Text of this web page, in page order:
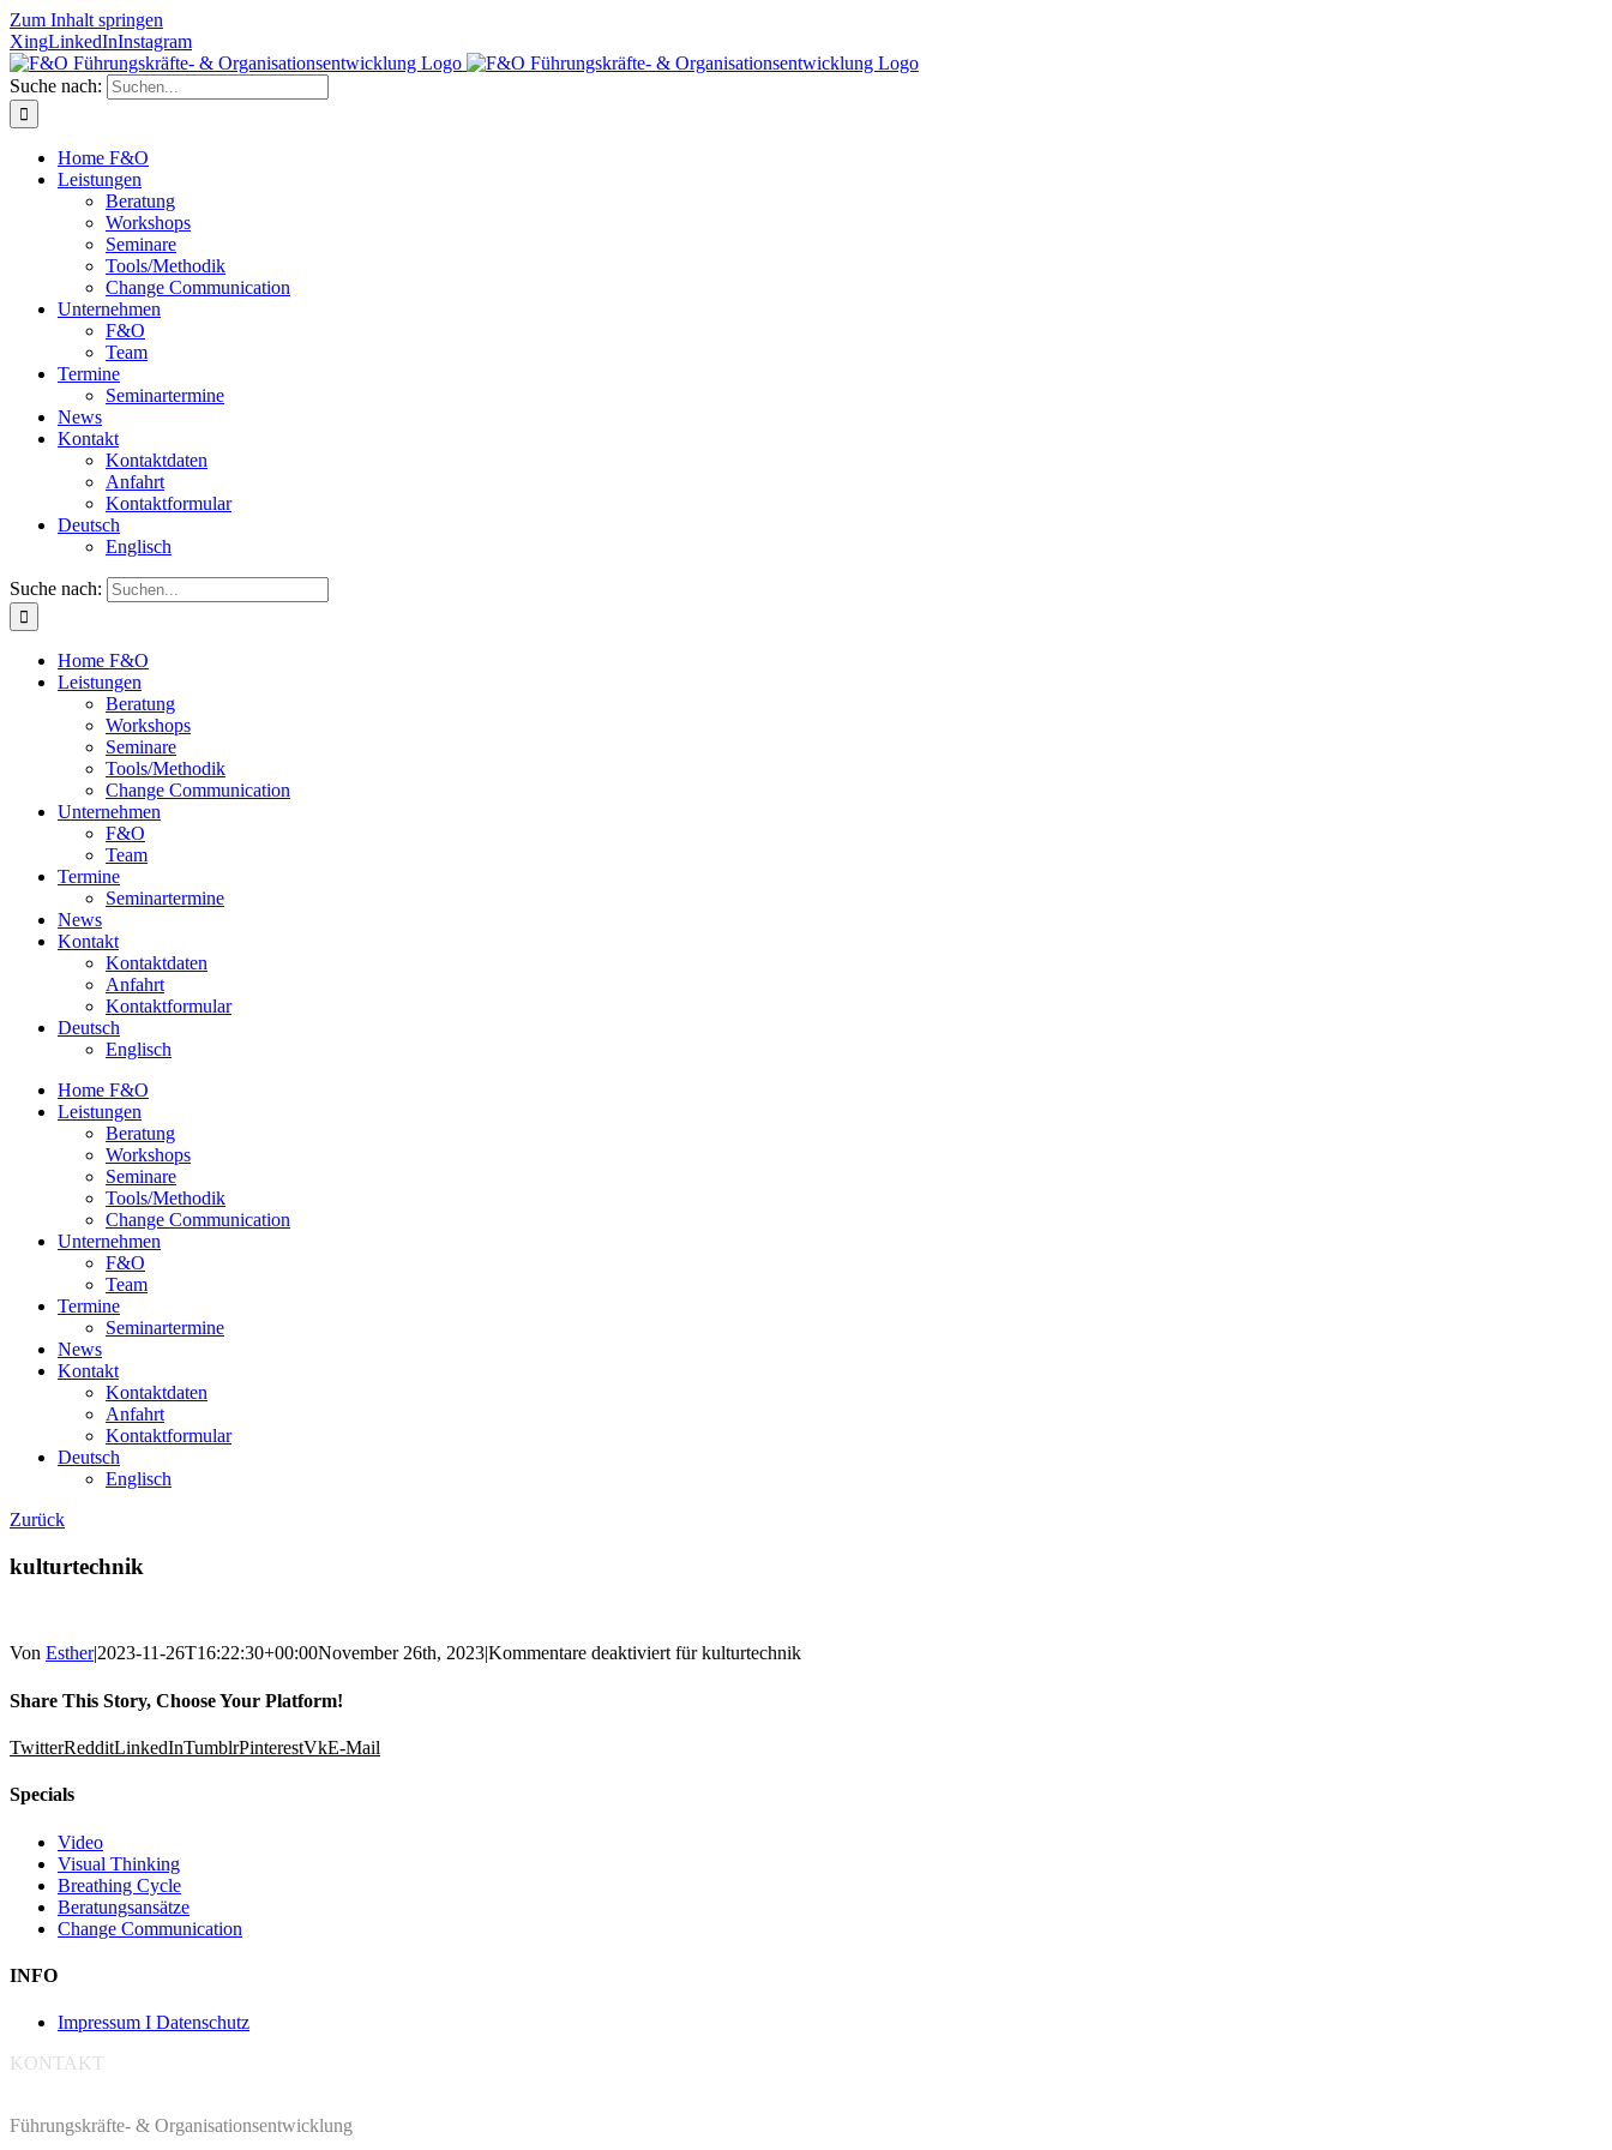
Zum Inhalt springen
XingLinkedInInstagram
Suche nach:
Home F&O
Leistungen
Beratung
Workshops
Seminare
Tools/Methodik
Change Communication
Unternehmen
F&O
Team
Termine
Seminartermine
News
Kontakt
Kontaktdaten
Anfahrt
Kontaktformular
Deutsch
Englisch
Suche nach:
Home F&O
Leistungen
Beratung
Workshops
Seminare
Tools/Methodik
Change Communication
Unternehmen
F&O
Team
Termine
Seminartermine
News
Kontakt
Kontaktdaten
Anfahrt
Kontaktformular
Deutsch
Englisch
Home F&O
Leistungen
Beratung
Workshops
Seminare
Tools/Methodik
Change Communication
Unternehmen
F&O
Team
Termine
Seminartermine
News
Kontakt
Kontaktdaten
Anfahrt
Kontaktformular
Deutsch
Englisch
Zurück
kulturtechnik
Von Esther|2023-11-26T16:22:30+00:00November 26th, 2023|Kommentare deaktiviertfür kulturtechnik
Share This Story, Choose Your Platform!
TwitterRedditLinkedInTumblrPinterestVkE-Mail
Specials
Video
Visual Thinking
Breathing Cycle
Beratungsansätze
Change Communication
INFO
Impressum I Datenschutz
KONTAKT
Führungskräfte- & Organisationsentwicklung